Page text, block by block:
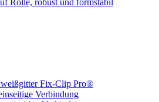
Rolle, robust und formstabil
Fix-Clip Pro®
Verbindung